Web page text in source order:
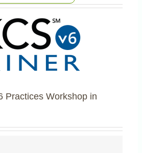
Practices Workshop in